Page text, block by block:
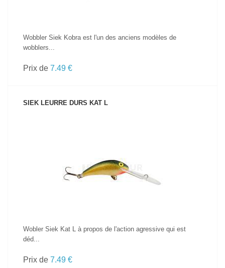
Wobbler Siek Kobra est l'un des anciens modèles de
wobblers...
Prix de 7.49 €
SIEK LEURRE DURS KAT L
Wobler Siek Kat L à propos de l'action agressive qui est
déd...
Prix de 7.49 €